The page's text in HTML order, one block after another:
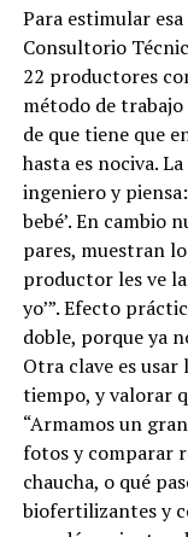
Para estimular
Consultorio
22 productores
método de
de que tiene que
hasta es nociva.
ingeniero y
bebé’. En cambio
pares, muestran
productor les ve
yo’”. Efecto
doble, porque ya
Otra clave es
tiempo, y valorar
“Armamos un
fotos y comparar
chaucha, o qué
biofertilizantes y